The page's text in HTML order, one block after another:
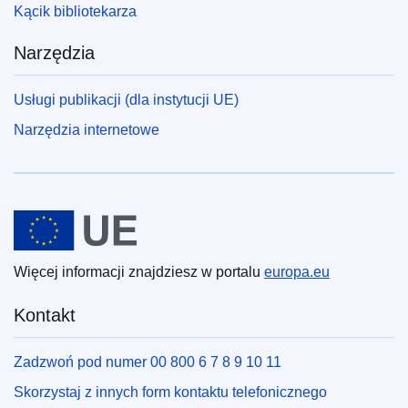
EDITION : 65d4436e-f2eb-11ee-8e14-01aa75ed71a1
EDITION : 4fdabdaa-2d9f-11ef-a61b-01aa75ed71a1
EDITION : c3e029a3-d24c-11ef-be2a-01aa75ed71a1
EDITION : 48bc9151-7689-11f0-9af8-01aa75ed71a1
Kącik bibliotekarza
Narzędzia
Usługi publikacji (dla instytucji UE)
Narzędzia internetowe
Unia Europejska
Więcej informacji znajdziesz w portalu europa.eu
Kontakt
Zadzwoń pod numer 00 800 6 7 8 9 10 11
Skorzystaj z innych form kontaktu telefonicznego